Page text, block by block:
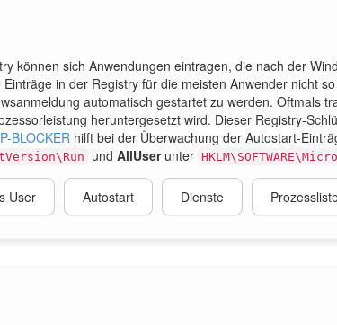
können sich Anwendungen eintragen, die nach der
in der Registry für die meisten Anwender nicht
automatisch gestartet zu werden. Oftmals
heruntergesetzt wird. Dieser Registry-
BLOCKER hilft bei der Überwachung der Autostart-
und AllUserunter
User Autostart Dienste